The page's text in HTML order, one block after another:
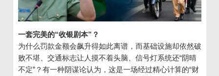
一套完美的“收银剧本”？
为什么罚款金额会飙升得如此离谱，而基础设施却依然破
败不堪、交通标志让人摸不着头脑、信号灯系统还“阴晴
不定”？有一种阴谋论认为，这是一场经过精心计算的“财